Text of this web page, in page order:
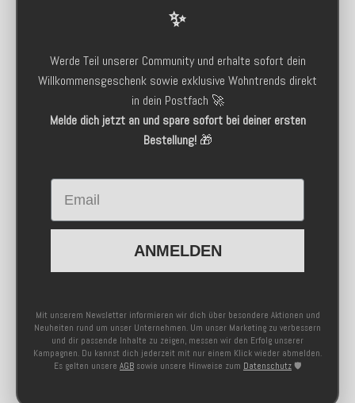
✨
Werde Teil unserer Community und erhalte sofort dein
Willkommensgeschenk sowie exklusive Wohntrends direkt
in dein Postfach 🚀
Melde dich jetzt an und spare sofort bei deiner ersten
Bestellung!🎁
Email
ANMELDEN
Mit unserem Newsletter informieren wir dich über besondere Aktionen und
Neuheiten rund um unser Unternehmen. Um unser Marketing zu verbessern
und dir passende Inhalte zu zeigen, messen wir den Erfolg unserer
Kampagnen. Du kannst dich jederzeit mit nur einem Klick wieder abmelden.
Es gelten unsere AGB sowie unsere Hinweise zum Datenschutz 🛡️